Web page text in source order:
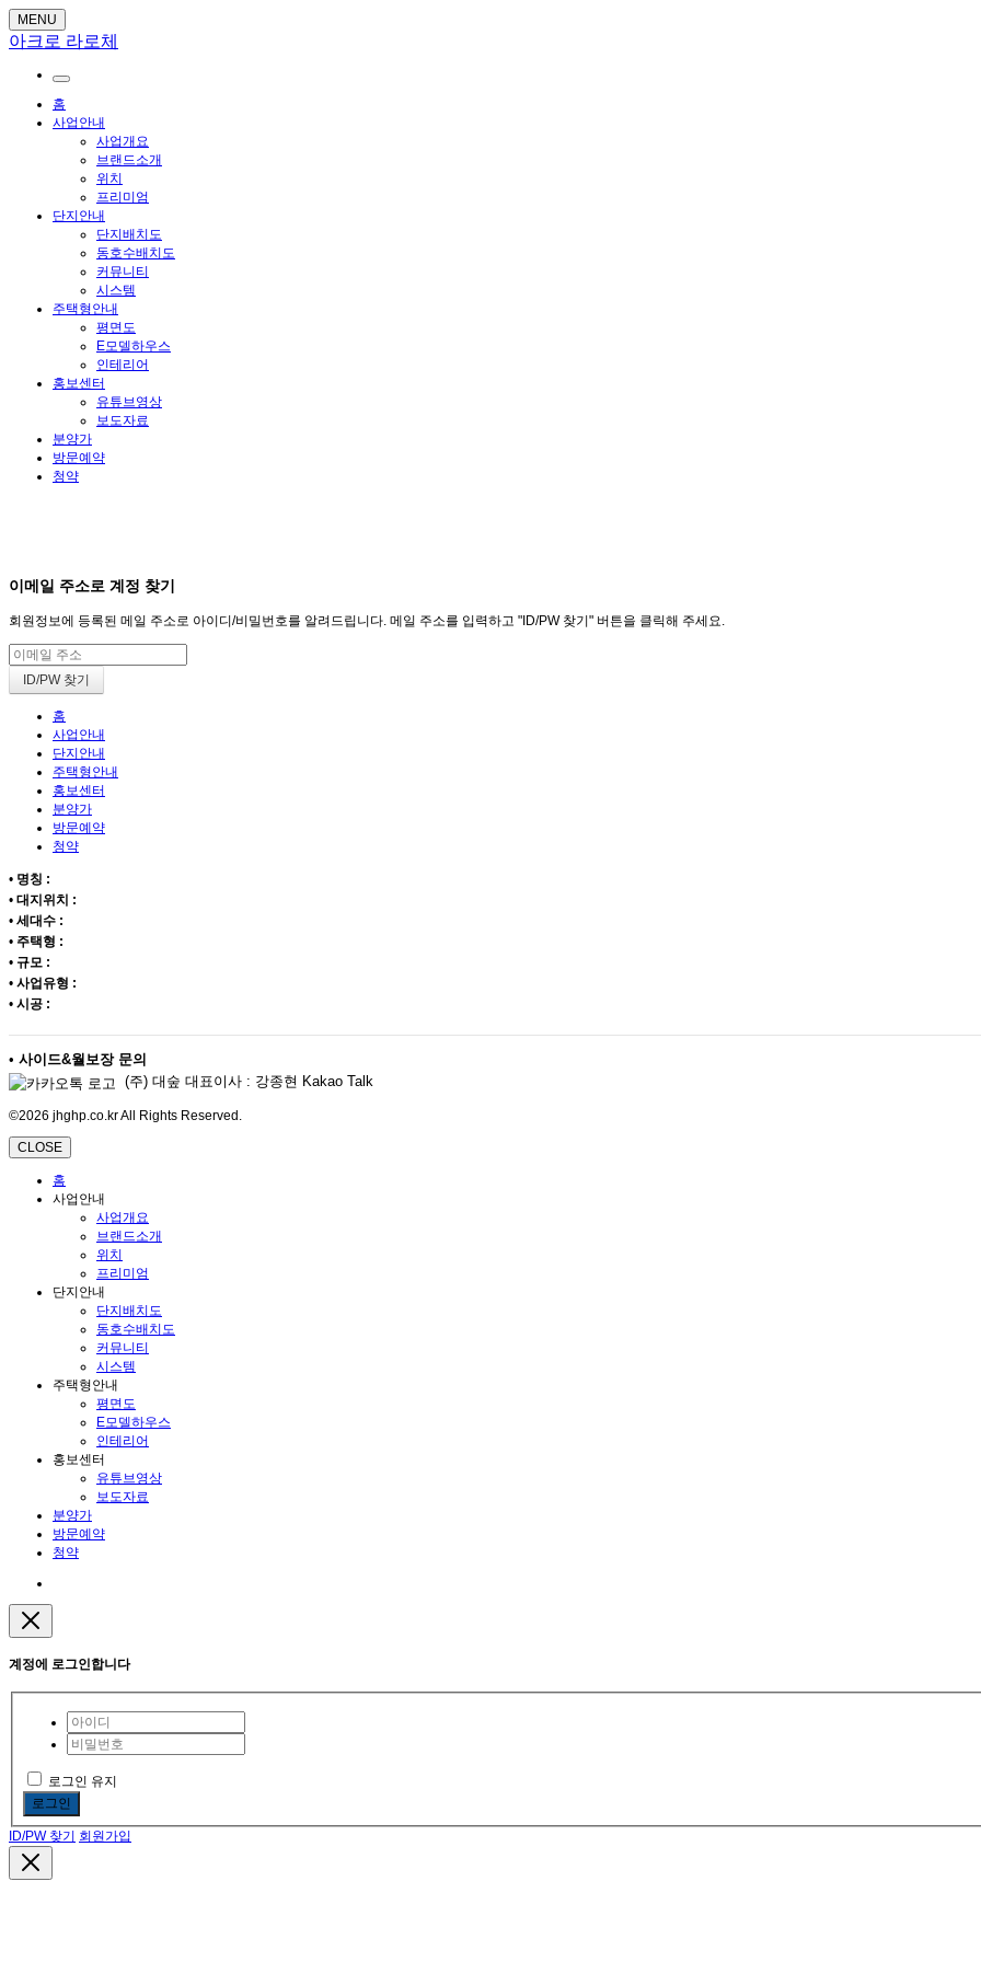
MENU
아크로 라로체
홈
사업안내
사업개요
브랜드소개
위치
프리미엄
단지안내
단지배치도
동호수배치도
커뮤니티
시스템
주택형안내
평면도
E모델하우스
인테리어
홍보센터
유튜브영상
보도자료
분양가
방문예약
청약
이메일 주소로 계정 찾기
회원정보에 등록된 메일 주소로 아이디/비밀번호를 알려드립니다. 메일 주소를 입력하고 "ID/PW 찾기" 버튼을 클릭해 주세요.
홈
사업안내
단지안내
주택형안내
홍보센터
분양가
방문예약
청약
• 명칭 :
• 대지위치 :
• 세대수 :
• 주택형 :
• 규모 :
• 사업유형 :
• 시공 :
• 사이드&월보장 문의
(주) 대숲 대표이사 : 강종현 Kakao Talk
©2026 jhghp.co.kr All Rights Reserved.
CLOSE
홈
사업안내
사업개요
브랜드소개
위치
프리미엄
단지안내
단지배치도
동호수배치도
커뮤니티
시스템
주택형안내
평면도
E모델하우스
인테리어
홍보센터
유튜브영상
보도자료
분양가
방문예약
청약
계정에 로그인합니다
로그인 유지
로그인
ID/PW 찾기 회원가입